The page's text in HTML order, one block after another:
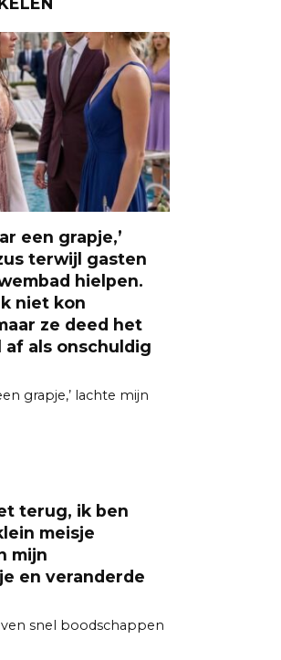
een grapje,’
terwijl gasten
hielpen.
niet kon
ze deed het
af als onschuldig
grapje,’ lachte mijn
terug, ik ben
meisje
mijn
en veranderde
snel boodschappen